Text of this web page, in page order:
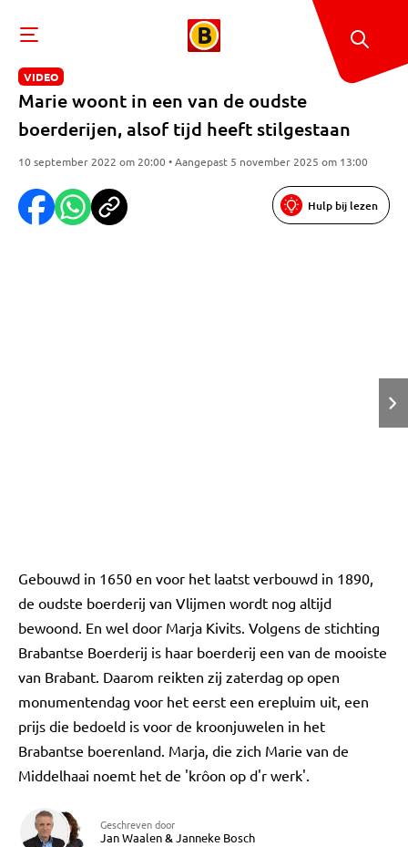
VIDEO
Marie woont in een van de oudste
boerderijen, alsof tijd heeft stilgestaan
10 september 2022 om 20:00 • Aangepast 5 november 2025 om 13:00
Hulp bij lezen
Gebouwd in 1650 en voor het laatst verbouwd in 1890,
de oudste boerderij van Vlijmen wordt nog altijd
bewoond. En wel door Marja Kivits. Volgens de stichting
Brabantse Boerderij is haar boerderij een van de mooiste
van Brabant. Daarom reikten zij zaterdag op open
monumentendag voor het eerst een erepluim uit, een
prijs die bedoeld is voor de kroonjuwelen in het
Brabantse boerenland. Marja, die zich Marie van de
Middelhaai noemt het de 'krôon op d'r werk'.
Geschreven door
Jan Waalen&Janneke Bosch